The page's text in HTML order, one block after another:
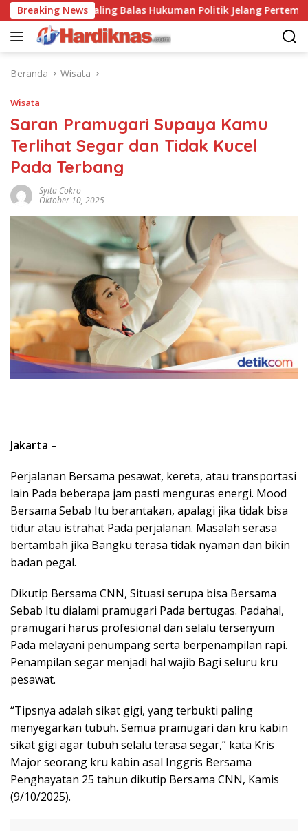
Langsung
ke
konten
Breaking News
AS-China Saling Balas Hukuman Politik Jelang Pertemuan
Beranda Wisata
Wisata
Saran Pramugari Supaya Kamu
Terlihat Segar dan Tidak Kucel
Pada Terbang
Syita Cokro
Oktober 10, 2025
Jakarta –
Perjalanan Bersama pesawat, kereta, atau transportasi
lain Pada beberapa jam pasti menguras energi. Mood
Bersama Sebab Itu berantakan, apalagi jika tidak bisa
tidur atau istrahat Pada perjalanan. Masalah serasa
bertambah jika Bangku terasa tidak nyaman dan bikin
badan pegal.
Dikutip Bersama CNN, Situasi serupa bisa Bersama
Sebab Itu dialami pramugari Pada bertugas. Padahal,
pramugari harus profesional dan selalu tersenyum
Pada melayani penumpang serta berpenampilan rapi.
Penampilan segar menjadi hal wajib Bagi seluru kru
pesawat.
“Tipsnya adalah sikat gigi, yang terbukti paling
menyegarkan tubuh. Semua pramugari dan kru kabin
sikat gigi agar tubuh selalu terasa segar,” kata Kris
Major seorang kru kabin asal Inggris Bersama
Penghayatan 25 tahun dikutip Bersama CNN, Kamis
(9/10/2025).